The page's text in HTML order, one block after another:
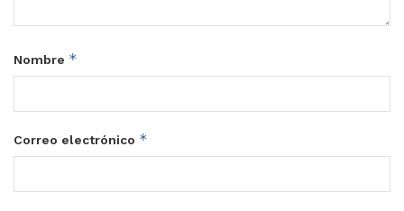
Nombre *
Correo electrónico *